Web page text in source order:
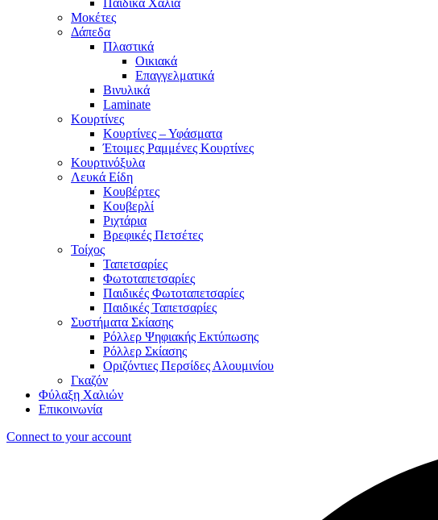
Παιδικά Χαλιά
Μοκέτες
Δάπεδα
Πλαστικά
Οικιακά
Επαγγελματικά
Βινυλικά
Laminate
Κουρτίνες
Κουρτίνες – Υφάσματα
Έτοιμες Ραμμένες Κουρτίνες
Κουρτινόξυλα
Λευκά Είδη
Κουβέρτες
Κουβερλί
Ριχτάρια
Βρεφικές Πετσέτες
Τοίχος
Ταπετσαρίες
Φωτοταπετσαρίες
Παιδικές Φωτοταπετσαρίες
Παιδικές Ταπετσαρίες
Συστήματα Σκίασης
Ρόλλερ Ψηφιακής Εκτύπωσης
Ρόλλερ Σκίασης
Οριζόντιες Περσίδες Αλουμινίου
Γκαζόν
Φύλαξη Χαλιών
Επικοινωνία
Connect to your account